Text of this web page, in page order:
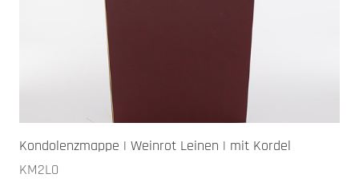
Kondolenzmappe | Weinrot Leinen | mit Kordel
KM2L0